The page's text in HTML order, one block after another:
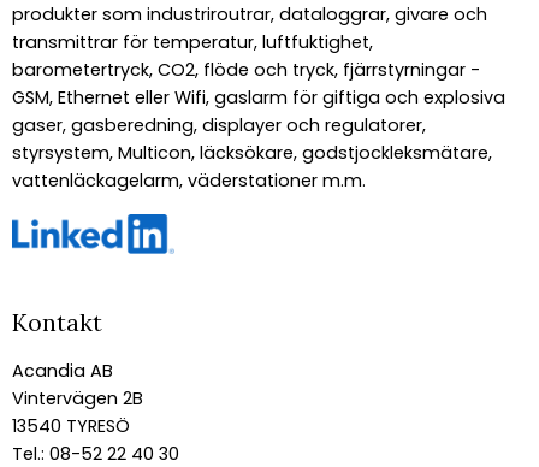
produkter som industriroutrar, dataloggrar, givare och
transmittrar för temperatur, luftfuktighet,
barometertryck, CO2, flöde och tryck, fjärrstyrningar -
GSM, Ethernet eller Wifi, gaslarm för giftiga och explosiva
gaser, gasberedning, displayer och regulatorer,
styrsystem, Multicon, läcksökare, godstjockleksmätare,
vattenläckagelarm, väderstationer m.m.
Kontakt
Acandia AB
Vintervägen 2B
13540 TYRESÖ
Tel.: 08-52 22 40 30